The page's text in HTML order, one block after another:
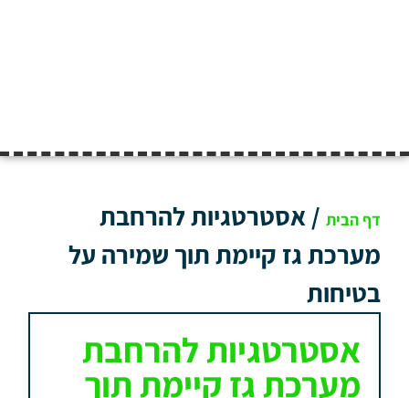
דף הבית /אסטרטגיות להרחבת
מערכת גז קיימת תוך שמירה על
בטיחות
אסטרטגיות להרחבת
מערכת גז קיימת תוך